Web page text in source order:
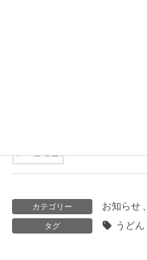
カテゴリー お知らせ 、
タグ うどん